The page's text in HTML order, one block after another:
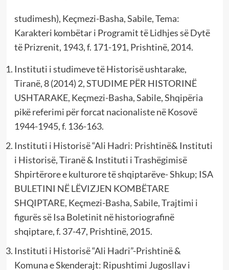
studimesh), Keçmezi-Basha, Sabile, Tema:
Karakteri kombëtar i Programit të Lidhjes së Dytë
të Prizrenit, 1943, f. 171-191, Prishtinë, 2014.
Instituti i studimeve të Historisë ushtarake,
Tiranë, 8 (2014) 2, STUDIME PËR HISTORINË
USHTARAKE, Keçmezi-Basha, Sabile, Shqipëria
pikë referimi për forcat nacionaliste në Kosovë
1944-1945, f. 136-163.
Instituti i Historisë “Ali Hadri: Prishtinë& Instituti
i Historisë, Tiranë & Instituti i Trashëgimisë
Shpirtërore e kulturore të shqiptarëve- Shkup; ISA
BULETINI NË LËVIZJEN KOMBËTARE
SHQIPTARE, Keçmezi-Basha, Sabile, Trajtimi i
figurës së Isa Boletinit në historiografinë
shqiptare, f. 37-47, Prishtinë, 2015.
Instituti i Historisë “Ali Hadri”-Prishtinë &
Komuna e Skenderajt: Ripushtimi Jugosllav i